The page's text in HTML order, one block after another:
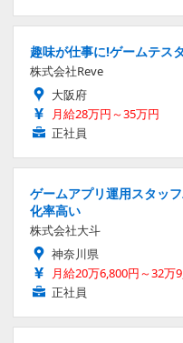
趣味が仕事に!ゲームテス
株式会社Reve
大阪府
月給28万円～35万円
正社員
ゲームアプリ運用スタッ
化率高い
株式会社大斗
神奈川県
月給20万6,800円～32万
正社員